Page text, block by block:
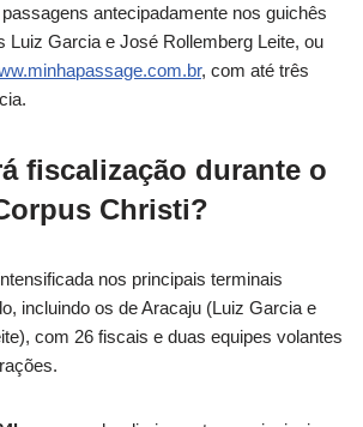
antecipadamente nos guichês
Luiz Garcia e José Rollemberg Leite, ou
, com até três
fiscalização durante o
Christi?
nos principais terminais
incluindo os de Aracaju (Luiz Garcia e
com 26 fiscais e duas equipes volantes